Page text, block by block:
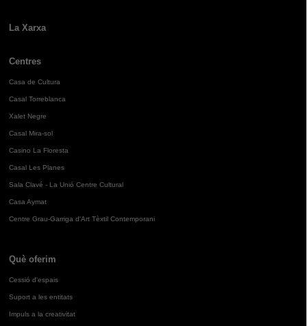
La Xarxa
Centres
Casa de Cultura
Casal Torreblanca
Xalet Negre
Casal Mira-sol
Casino La Floresta
Casal Les Planes
Sala Clavé - La Unió Centre Cultural
Casa Aymat
Centre Grau-Garriga d'Art Tèxtil Contemporani
Què oferim
Cessió d'espais
Suport a les entitats
Impuls a la creativitat